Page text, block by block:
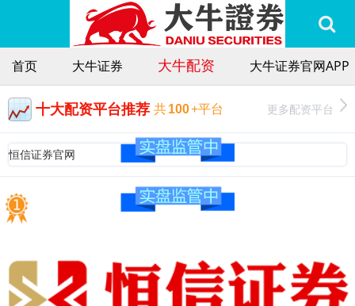
首页 大牛证券 大牛配资 大牛证券官网APP
十大配资平台推荐 共100+平台 更多配资平台
恒信证券官网